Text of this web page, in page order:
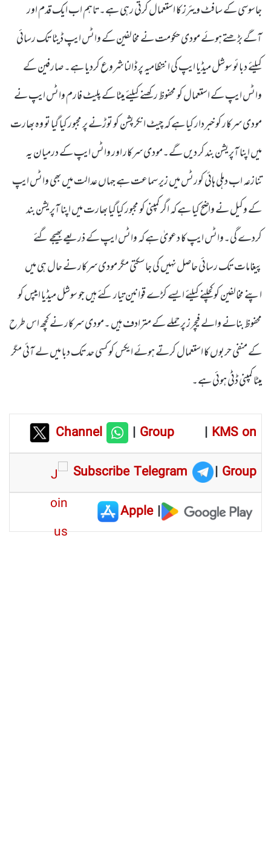
جاسوسی کے سافٹ ویئرز کا استعمال کرتی رہی ہے۔تاہم اب ایک قدم اور
آگے بڑھتے ہوئے مودی حکومت نے مخالفین کے واٹس ایپ ڈیٹا تک رسائی
کیلئے دبائو سوشل میڈیا ایپ کی انتظامیہ پر ڈالنا شروع کردیا ہے۔ صارفین کے
واٹس ایپ کے استعمال کو محفوظ رکھنے کیلئے میٹا کے پلیٹ فارم واٹس ایپ نے
مودی سرکار کو خبردار کیا ہے کہ چیٹ انکرپشن کو توڑنے پر مجبور کیا گیا تو وہ بھارت
میں اپنا آپریشن بند کر دیں گے۔مودی سرکار اور واٹس ایپ کے درمیان یہ
تنازعہ اب دہلی ہائی کورٹس میں زیر سماعت ہے جہاں عدالت میں بھی واٹس ایپ
کے وکیل نے واضح کیا ہے کہ اگر کمپنی کو مجبور کیاگیا بھارت میں اپنا آپریشن بند
کردے گی۔واٹس ایپ کا دعویٰ ہے کہ واٹس ایپ کے ذریعے بھیجے گئے
پیغامات تک رسائی حاصل نہیں کی جاسکتی مگر مودی سرکار نے حال ہی میں
اپنے مخالفین کو کچلنے کیلئے ایسے کڑے قوانین تیار کئے ہیں جو سوشل میڈیا ایپس کو
محفوظ بنانے والے فیچرز پر حملے کے مترادف ہیں ۔مودی سرکار نے کچھ اس طرح
کے منفی حربوں کا استعمال کرتے ہوئے ایکس کو کسی حد تک دبا میں لے آئی مگر
میٹا کمپنی ڈٹی ہوئی ہے۔
Channel |Group | KMS on
Subscribe Telegram
| Group
|
Apple